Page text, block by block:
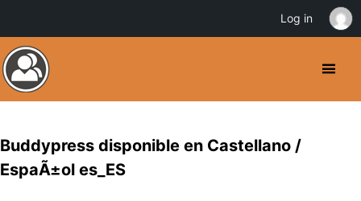
Buddypress disponible en Castellano /
EspaÃ±ol es_ES
Log in